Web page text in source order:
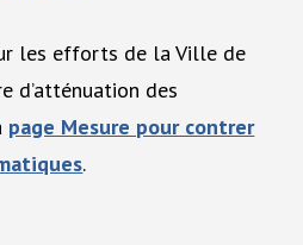
les efforts de la Ville de
d’atténuation des
page Mesure pour contrer
.